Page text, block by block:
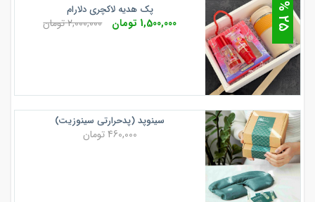
2
5
%
پک هدیه لاکچری دلارام
1,500,000 تومان 2,000,000 تومان
سینوپد (پدحرارتی سینوزیت)
460,000 تومان